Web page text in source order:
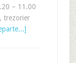
– 11.00
trezorier